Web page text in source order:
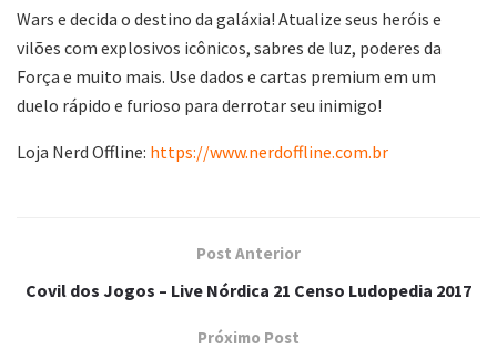
Wars e decida o destino da galáxia! Atualize seus heróis e
vilões com explosivos icônicos, sabres de luz, poderes da
Força e muito mais. Use dados e cartas premium em um
duelo rápido e furioso para derrotar seu inimigo!
Loja Nerd Offline: https://www.nerdoffline.com.br
Post Anterior
Covil dos Jogos – Live Nórdica 21 Censo Ludopedia 2017
Próximo Post